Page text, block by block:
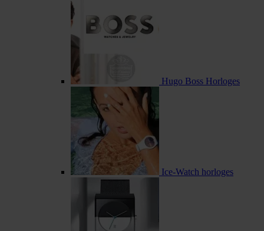
Hugo Boss Horloges
Ice-Watch horloges